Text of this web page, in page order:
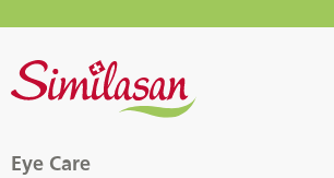
Eye Care